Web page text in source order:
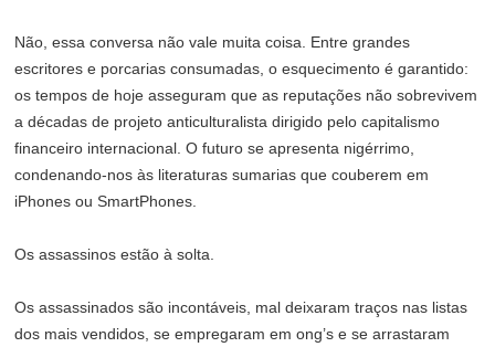
Não, essa conversa não vale muita coisa. Entre grandes
escritores e porcarias consumadas, o esquecimento é garantido:
os tempos de hoje asseguram que as reputações não sobrevivem
a décadas de projeto anticulturalista dirigido pelo capitalismo
financeiro internacional. O futuro se apresenta nigérrimo,
condenando-nos às literaturas sumarias que couberem em
iPhones ou SmartPhones.
Os assassinos estão à solta.
Os assassinados são incontáveis, mal deixaram traços nas listas
dos mais vendidos, se empregaram em ong’s e se arrastaram